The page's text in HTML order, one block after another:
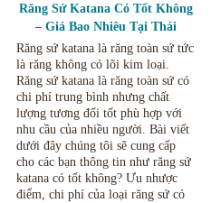
Răng Sứ Katana Có Tốt Không
– Giá Bao Nhiêu Tại Thái
Nguyên.
Răng sứ katana là răng toàn sứ tức
là răng không có lõi kim loại.
Răng sứ katana là răng toàn sứ có
chi phí trung bình nhưng chất
lượng tương đối tốt phù hợp với
nhu cầu của nhiều người. Bài viết
dưới đây chúng tôi sẽ cung cấp
cho các bạn thông tin như răng sứ
katana có tốt không? Ưu nhược
điểm, chi phí của loại răng sứ có